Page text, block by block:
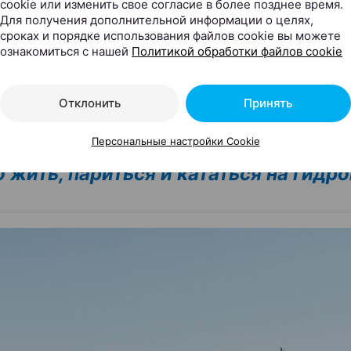
там, где вместо шума города слышны птицы,
площадке. Собрали места для разного
банями, велопрогулками, пляжами, спортом,
просто выдохнуть.
на воде Robin Hood (Робин
париться и кататься на
cookie или изменить свое согласие в более позднее время.
Для получения дополнительной информации о целях,
сроках и порядке использования файлов cookie вы можете
ознакомиться с нашей Политикой обработки файлов cookie
Отклонить Принять
Персональные настройки Cookie